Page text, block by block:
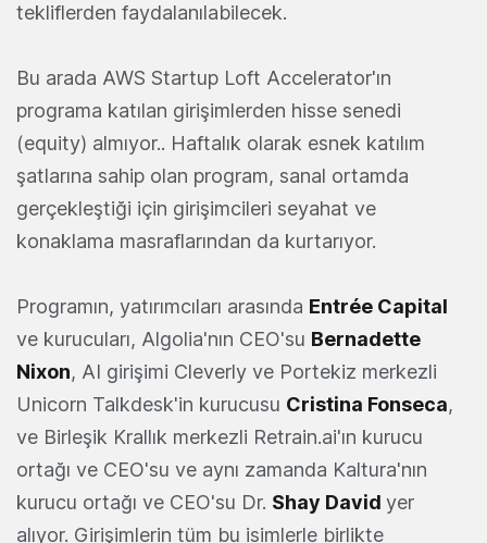
tekliflerden faydalanılabilecek.
Bu arada AWS Startup Loft Accelerator'ın
programa katılan girişimlerden hisse senedi
(equity) almıyor.. Haftalık olarak esnek katılım
şatlarına sahip olan program, sanal ortamda
gerçekleştiği için girişimcileri seyahat ve
konaklama masraflarından da kurtarıyor.
Programın, yatırımcıları arasında Entrée Capital
ve kurucuları, Algolia'nın CEO'su Bernadette
Nixon, AI girişimi Cleverly ve Portekiz merkezli
Unicorn Talkdesk'in kurucusu Cristina Fonseca,
ve Birleşik Krallık merkezli Retrain.ai'ın kurucu
ortağı ve CEO'su ve aynı zamanda Kaltura'nın
kurucu ortağı ve CEO'su Dr. Shay David yer
alıyor. Girişimlerin tüm bu isimlerle birlikte